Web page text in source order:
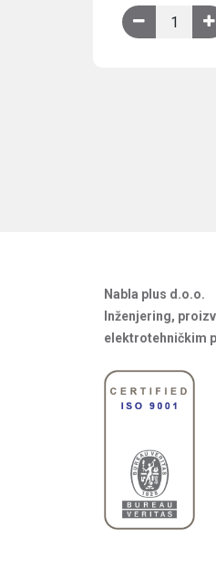
Obična
Nabla plus d.o.o.
Inženjering,
elektrotehničkim